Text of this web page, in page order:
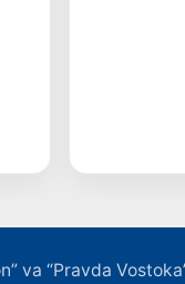
va “Pravda